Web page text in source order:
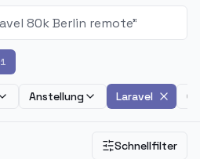
1
Anstellung Laravel
Schnellfilter